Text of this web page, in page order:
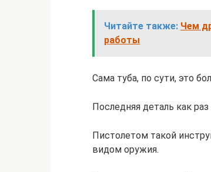
Читайте также: Чем
работы
Сама туба, по сути, это
Последняя деталь как
Пистолетом такой
видом оружия.